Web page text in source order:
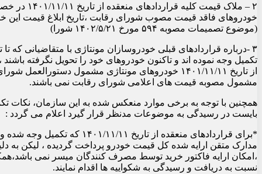
۲ – ملاک قیمت کلیه
خودروهای فاقد قیمت مصوب شورای رقابت ،تاریخ ابلاغ قیمت این
(موضوع تصمیمات مصوبه ۵۹۴ مورخ ۱۴۰۲/۵/۲۱ شورا)
تکمیل وجه نموده اند و تاکنون خودروهای خود را تحویل نگرفته باشند
از تاریخ ۱۴۰۱/۱۱/۱۱ خودروهای مونتاژی مشمول دستورالعمل
مشمول مصوبه قیمت های اعلامی شورای رقابت نمی باشند.
همچنین با توجه به برخی موارد منعکس شده به این سازمان، نکات
بایست در رسیدگی به موضوعات مدنظر قرار گیرد اعلام می گردد :
*برای قراردادهای منعقده از تاریخ ۱۴۰۱/۱۱/
مدارک متقن ارایه شده کل قیمت خودرو پرداخت گردیده ، لیکن به
،امکان ارایه فاکتور خرید توسط مصرف کنندگان میسر نمی
نسبت به دریافت و رسیدگی به شکواییه ها اقدام نمایند.